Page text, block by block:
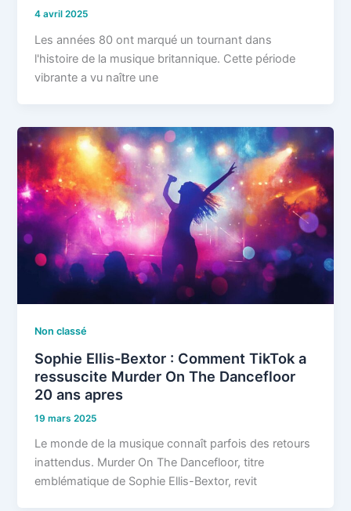
4 avril 2025
Les années 80 ont marqué un tournant dans
l'histoire de la musique britannique. Cette période
vibrante a vu naître une
Non classé
Sophie Ellis-Bextor : Comment TikTok a
ressuscite Murder On The Dancefloor
20 ans apres
19 mars 2025
Le monde de la musique connaît parfois des retours
inattendus. Murder On The Dancefloor, titre
emblématique de Sophie Ellis-Bextor, revit